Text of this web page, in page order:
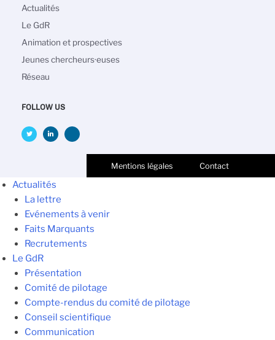
Navigation
principale
Actualités
Le GdR
Animation et prospectives
Jeunes chercheurs·euses
Réseau
FOLLOW US
Mentions légales Contact
Actualités
La lettre
Evénements à venir
Faits Marquants
Recrutements
Le GdR
Présentation
Comité de pilotage
Compte-rendus du comité de pilotage
Conseil scientifique
Communication